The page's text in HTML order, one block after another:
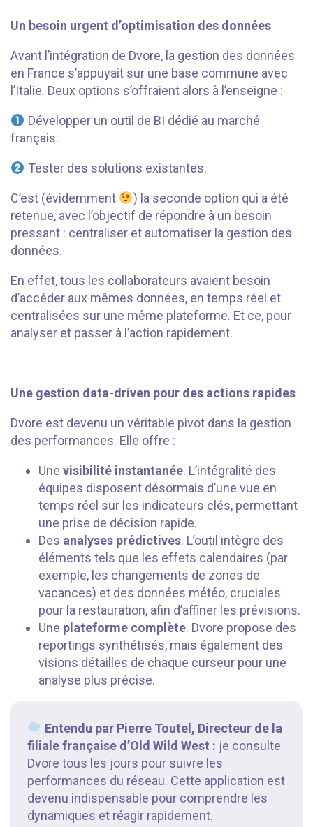
Un besoin urgent d’optimisation des données
Avant l’intégration de Dvore, la gestion des données
en France s’appuyait sur une base commune avec
l’Italie. Deux options s’offraient alors à l’enseigne :
Développer un outil de BI dédié au marché
français.
Tester des solutions existantes.
C’est (évidemment
) la seconde option qui a été
retenue, avec l’objectif de répondre à un besoin
pressant : centraliser et automatiser la gestion des
données.
En effet, tous les collaborateurs avaient besoin
d’accéder aux mêmes données, en temps réel et
centralisées sur une même plateforme. Et ce, pour
analyser et passer à l’action rapidement.
Une gestion data-driven pour des actions rapides
Dvore est devenu un véritable pivot dans la gestion
des performances. Elle offre :
Une visibilité instantanée. L’intégralité des
équipes disposent désormais d’une vue en
temps réel sur les indicateurs clés, permettant
une prise de décision rapide.
Des analyses prédictives. L’outil intègre des
éléments tels que les effets calendaires (par
exemple, les changements de zones de
vacances) et des données météo, cruciales
pour la restauration, afin d’affiner les prévisions.
Une plateforme complète. Dvore propose des
reportings synthétisés, mais également des
visions détailles de chaque curseur pour une
analyse plus précise.
Entendu par Pierre Toutel, Directeur de la
filiale française d’Old Wild West : je consulte
Dvore tous les jours pour suivre les
performances du réseau. Cette application est
devenu indispensable pour comprendre les
dynamiques et réagir rapidement.